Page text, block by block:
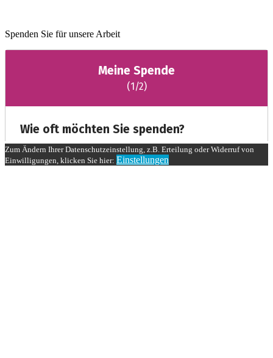
Spenden Sie für unsere Arbeit
Zum Ändern Ihrer Datenschutzeinstellung, z.B. Erteilung oder Widerruf von
Einwilligungen, klicken Sie hier: Einstellungen